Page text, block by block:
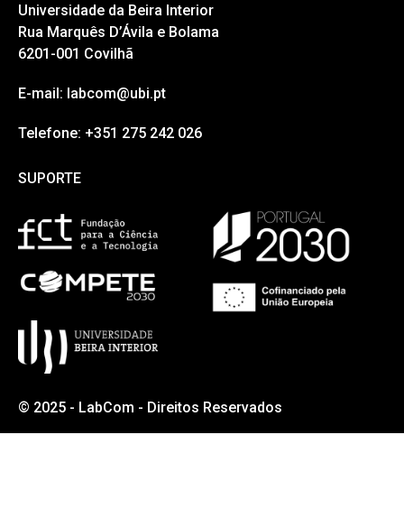
Universidade da Beira Interior
Rua Marquês D’Ávila e Bolama
6201-001 Covilhã
E-mail: labcom@ubi.pt
Telefone: +351 275 242 026
SUPORTE
© 2025 - LabCom - Direitos Reservados